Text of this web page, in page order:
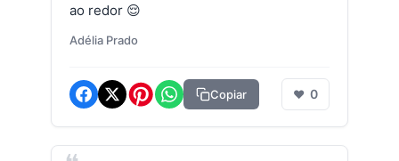
ao redor 😌
Adélia Prado
Copiar ❤ 0